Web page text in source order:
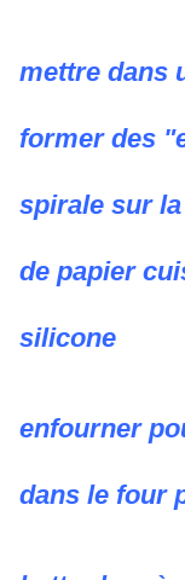
mettre dans
former des
spirale sur
de papier
silicone
enfourner
dans le four